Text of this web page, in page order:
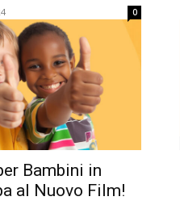
0
Bambini in
al Nuovo Film!